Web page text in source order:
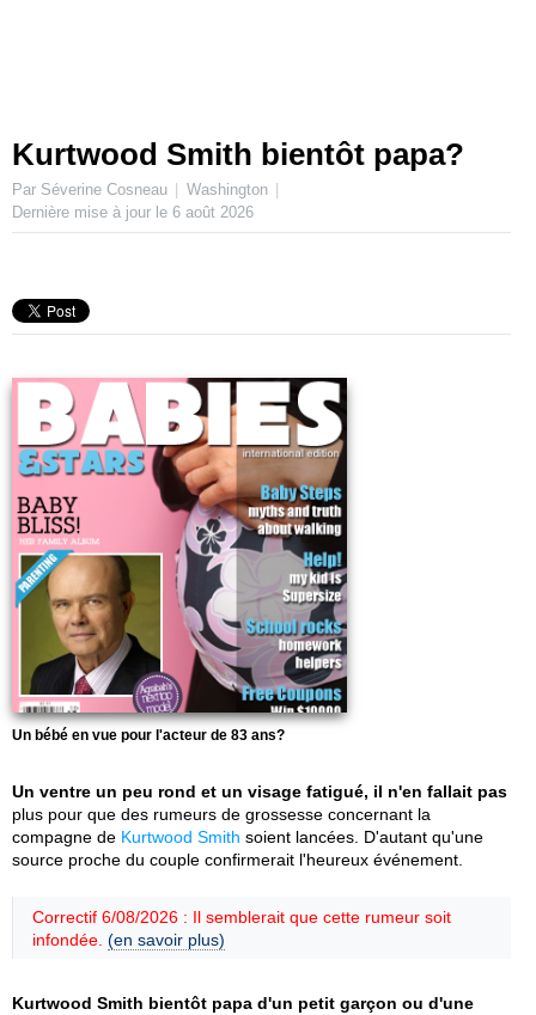
Kurtwood Smith bientôt papa?
Par Séverine Cosneau
Washington
Dernière mise à jour le 6 août 2026
Un bébé en vue pour l'acteur de 83 ans?
Un ventre un peu rond et un visage fatigué, il n'en fallait pas
plus pour que des rumeurs de grossesse concernant la
compagne de Kurtwood Smith soient lancées. D'autant qu'une
source proche du couple confirmerait l'heureux événement.
Correctif 6/08/2026 : Il semblerait que cette rumeur soit
infondée. (en savoir plus)
Kurtwood Smith bientôt papa d'un petit garçon ou d'une